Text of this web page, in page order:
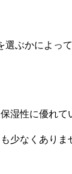
ぶかによ
性に優れ
少なくありま